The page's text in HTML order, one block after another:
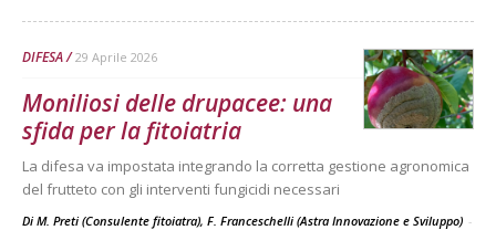
DIFESA 29 Aprile 2026
Moniliosi delle drupacee: una
sfida per la fitoiatria
La difesa va impostata integrando la corretta gestione agronomica
del frutteto con gli interventi fungicidi necessari
Di M. Preti (Consulente fitoiatra), F. Franceschelli (Astra Innovazione e Sviluppo) -